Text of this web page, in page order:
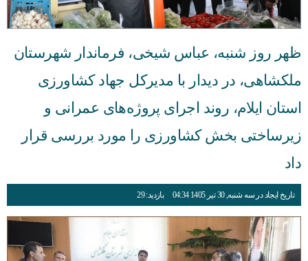
ظهر روز شنبه، عباس شیخی، فرماندار شهرستان
ملکشاهی، در دیدار با مدیرکل جهاد کشاورزی
استان ایلام، روند اجرای پروژه‌های عمرانی و
زیرساختی بخش کشاورزی را مورد بررسی قرار
داد
تاریخ ایجاد در سه شنبه, 30 تیر 1405 04:34 بازدید: 29